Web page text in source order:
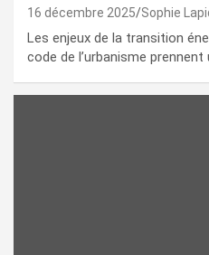
16 décembre 2025 Sophie
Les enjeux de la transition
code de l’urbanisme prennent